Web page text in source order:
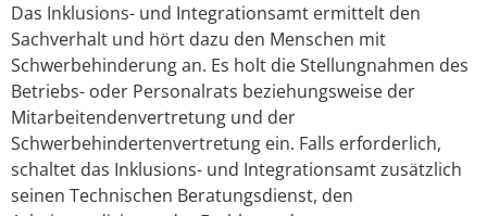
Das Inklusions- und Integrationsamt ermittelt den
Sachverhalt und hört dazu den Menschen mit
Schwerbehinderung an. Es holt die Stellungnahmen des
Betriebs- oder Personalrats beziehungsweise der
Mitarbeitendenvertretung und der
Schwerbehindertenvertretung ein. Falls erforderlich,
schaltet das Inklusions- und Integrationsamt zusätzlich
seinen Technischen Beratungsdienst, den